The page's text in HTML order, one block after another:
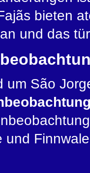
bieten
und das
um São
und